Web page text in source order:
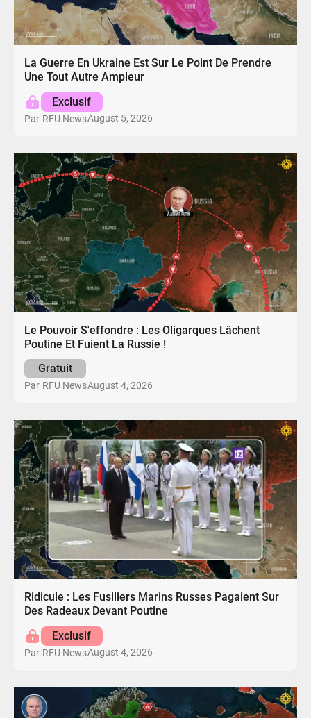
La Guerre En Ukraine Est Sur Le Point De Prendre
Une Tout Autre Ampleur
Exclusif
Par RFU NewsAugust 5, 2026
Le Pouvoir S'effondre : Les Oligarques Lâchent
Poutine Et Fuient La Russie !
Gratuit
Par RFU NewsAugust 4, 2026
Ridicule : Les Fusiliers Marins Russes Pagaient Sur
Des Radeaux Devant Poutine
Exclusif
Par RFU NewsAugust 4, 2026